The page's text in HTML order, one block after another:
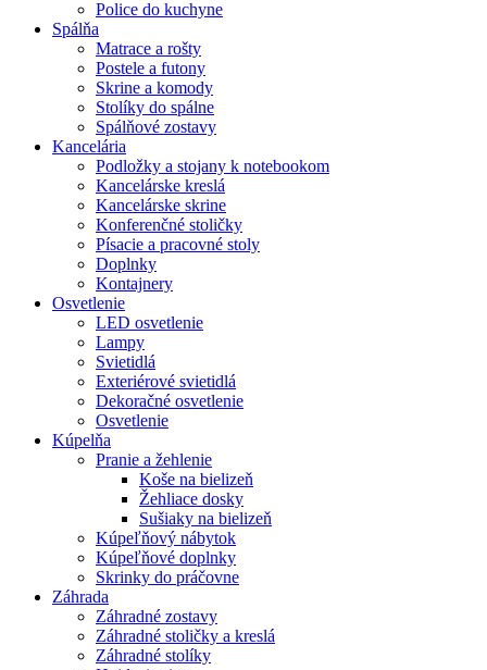
Police do kuchyne
Spálňa
Matrace a rošty
Postele a futony
Skrine a komody
Stolíky do spálne
Spálňové zostavy
Kancelária
Podložky a stojany k notebookom
Kancelárske kreslá
Kancelárske skrine
Konferenčné stoličky
Písacie a pracovné stoly
Doplnky
Kontajnery
Osvetlenie
LED osvetlenie
Lampy
Svietidlá
Exteriérové svietidlá
Dekoračné osvetlenie
Osvetlenie
Kúpelňa
Pranie a žehlenie
Koše na bielizeň
Žehliace dosky
Sušiaky na bielizeň
Kúpeľňový nábytok
Kúpeľňové doplnky
Skrinky do práčovne
Záhrada
Záhradné zostavy
Záhradné stoličky a kreslá
Záhradné stolíky